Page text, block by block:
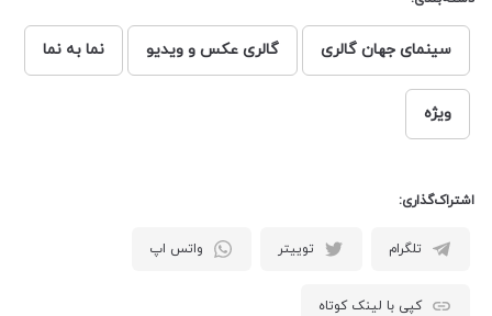
سینمای جهان گالری گالری عکس و ویدیو نما به نما
ویژه
اشتراک‌گذاری:
تلگرام توییتر واتس اپ
کپی با لینک کوتاه